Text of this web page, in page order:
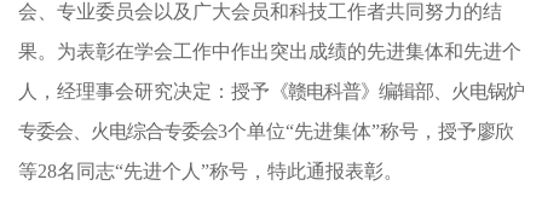
会、专业委员会以及广大会员和科技工作者共同努力的结
果。为表彰在学会工作中作出突出成绩的先进集体和先进个
人，经理事会研究决定：授予 《赣电科普》编辑部、火电锅炉
专委会、火电综合专委会3个单位“先进集体”称号，授予 廖欣
等28名同志“先进个人”称号，特此通报表彰。